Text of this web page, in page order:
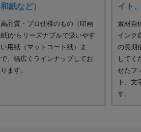
和紙など）
高品質・プロ仕様のもの（印画
紙)からリーズナブルで扱いやす
い用紙（マットコート紙）ま
で、幅広くラインナップしてお
ります。
イト
素材自
インク
の長期
してく
せたフ
ト、文
す。